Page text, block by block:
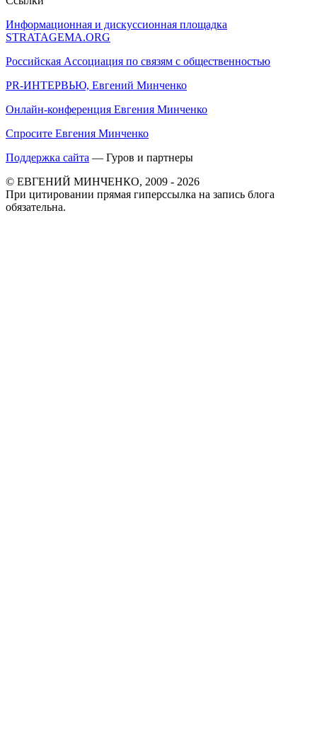
Информационная и дискуссионная площадка
STRATAGEMA.ORG
Российская Ассоциация по связям с общественностью
PR-ИНТЕРВЬЮ, Евгений Минченко
Онлайн-конференция Евгения Минченко
Спросите Евгения Минченко
Поддержка сайта — Гуров и партнеры
© ЕВГЕНИЙ МИНЧЕНКО, 2009 - 2026
При цитировании прямая гиперссылка на запись блога
обязательна.